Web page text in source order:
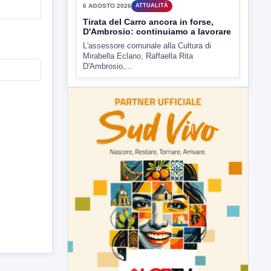
rendere noto il flash...
6 AGOSTO 2026 ATTUALITÀ
Tirata del Carro ancora in forse,
D'Ambrosio: continuiamo a lavorare
L'assessore comunale alla Cultura di
Mirabella Eclano, Raffaella Rita
D'Ambrosio,...